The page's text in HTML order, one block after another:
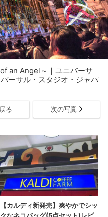
an Angel～｜ユニバーサ
ーサル・スタジオ・ジャパ
る 次の写真